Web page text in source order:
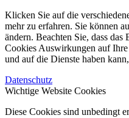
Klicken Sie auf die
mehr zu erfahren. Sie können
ändern. Beachten Sie, dass
Cookies Auswirkungen auf
und auf die Dienste haben
Datenschutz
Wichtige Website Cookies
Diese Cookies sind unbedingt